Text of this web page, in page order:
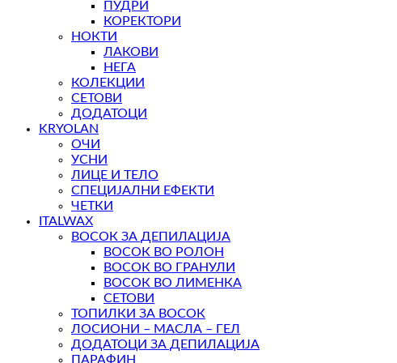
ПУДРИ
КОРЕКТОРИ
НОКТИ
ЛАКОВИ
НЕГА
КОЛЕКЦИИ
СЕТОВИ
ДОДАТОЦИ
KRYOLAN
ОЧИ
УСНИ
ЛИЦЕ И ТЕЛО
СПЕЦИЈАЛНИ ЕФЕКТИ
ЧЕТКИ
ITALWAX
ВОСОК ЗА ДЕПИЛАЦИЈА
ВОСОК ВО РОЛОН
ВОСОК ВО ГРАНУЛИ
ВОСОК ВО ЛИМЕНКА
СЕТОВИ
ТОПИЛКИ ЗА ВОСОК
ЛОСИОНИ – МАСЛА – ГЕЛ
ДОДАТОЦИ ЗА ДЕПИЛАЦИЈА
ПАРАФИН